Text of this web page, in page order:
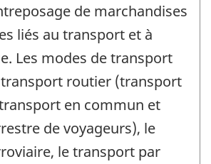
de marchandises
liés au transport et à
Les modes de transport
routier (transport
en commun et
de voyageurs), le
le transport par